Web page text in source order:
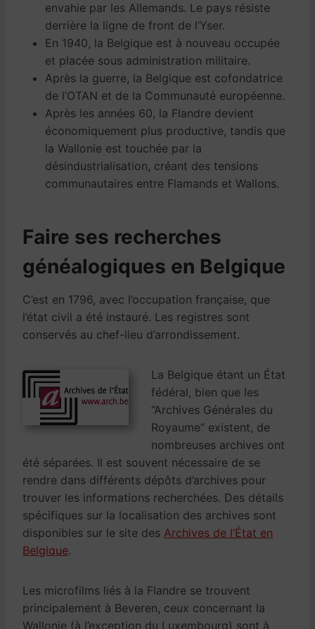
envahie par les Allemands. Le pays résiste
derrière la ligne de front de l’Yser.
En 1940, la Belgique est à nouveau occupée
et placée sous administration militaire.
Après la guerre, la Belgique est cofondatrice
de l’OTAN et de la Communauté européenne.
Après les années 60, la Flandre devient
économiquement plus productive, tandis que
la Wallonie est touchée par la
désindustrialisation, créant des tensions
communautaires entre Flamands et Wallons.
Faire ses recherches
généalogiques en Belgique
C’est en 1796, avec l’occupation française, que
l’état civil a été instauré. Les registres sont
conservés au chef-lieu d’arrondissement.
La Belgique étant un État
fédéral, bien que les
“Archives Générales du
Royaume” existent, de
nombreuses archives ont
été séparées. Il est souvent nécessaire de se
rendre dans différents dépôts d’archives pour
trouver les informations recherchées. Des détails
spécifiques sur la localisation des archives sont
disponibles sur le site des Archives de l’État en
Belgique.
Les microfilms liés à la Flandre se trouvent
principalement à Beveren, ceux concernant la
Wallonie (à l’exception du Luxembourg) sont à